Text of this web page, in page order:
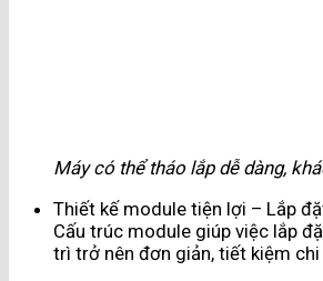
Máy có thể tháo lắp dễ dàng,
Thiết kế module tiện lợi – Lắp
Cấu trúc module giúp việc lắp
trì trở nên đơn giản, tiết kiệm chi